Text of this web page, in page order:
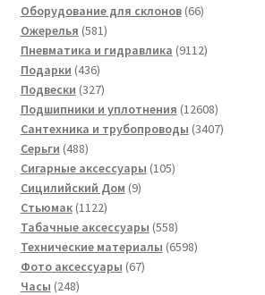
товара
Оборудование для склонов 6666
Ожерелья 581581
товар
Пневматика и гидравлика 91129112
Подарки 436436
товаров
Подвески 327327
товаров
Подшипники и уплотнения 1260812608
товаров
Сантехника и трубопроводы 34073407
Серьги 488488
товаров
Сигарные аксессуары 105105
Сицилийский Дом 99
Стьюмак 11221122
товара
Табачные аксессуары 558558
товаров
Технические материалы 65986598
Фото аксессуары 6767
Часы 248248